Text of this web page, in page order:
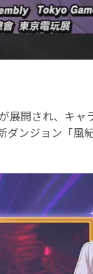
展開され、キャ
ダンジョン「風